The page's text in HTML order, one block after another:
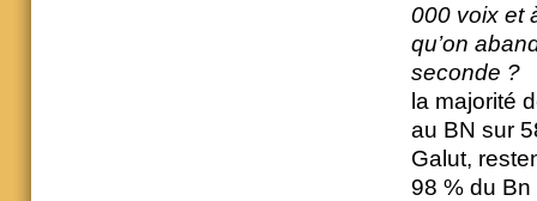
000 voix et
qu’on
seconde ?
la majorité
au BN sur
Galut,
98 % du